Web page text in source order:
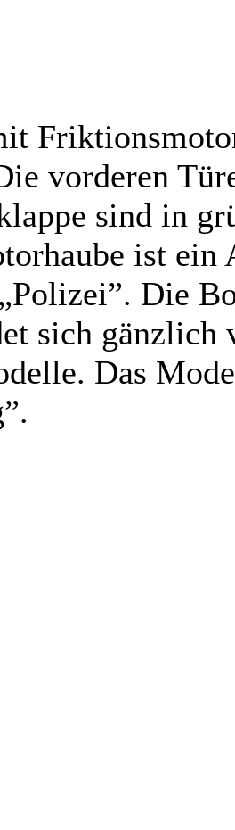
vorderen
sind in
ist ein
Die
sich gänzlich
Das